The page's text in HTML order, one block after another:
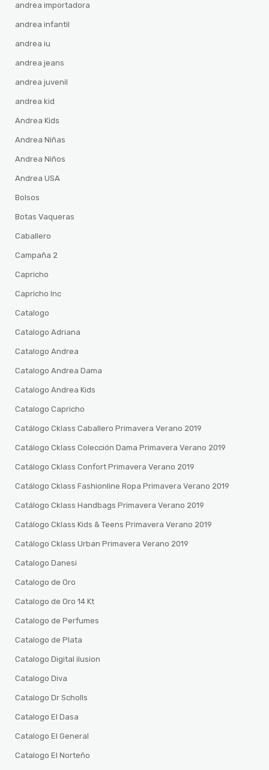
andrea importadora
andrea infantil
andrea iu
andrea jeans
andrea juvenil
andrea kid
Andrea Kids
Andrea Niñas
Andrea Niños
Andrea USA
Bolsos
Botas Vaqueras
Caballero
Campaña 2
Capricho
Capricho Inc
Catalogo
Catalogo Adriana
Catalogo Andrea
Catalogo Andrea Dama
Catalogo Andrea Kids
Catalogo Capricho
Catálogo Cklass Caballero Primavera Verano 2019
Catálogo Cklass Colección Dama Primavera Verano 2019
Catálogo Cklass Confort Primavera Verano 2019
Catálogo Cklass Fashionline Ropa Primavera Verano 2019
Catálogo Cklass Handbags Primavera Verano 2019
Catálogo Cklass Kids & Teens Primavera Verano 2019
Catálogo Cklass Urban Primavera Verano 2019
Catalogo Danesi
Catalogo de Oro
Catalogo de Oro 14 Kt
Catalogo de Perfumes
Catalogo de Plata
Catalogo Digital ilusion
Catalogo Diva
Catalogo Dr Scholls
Catalogo El Dasa
Catalogo El General
Catalogo El Norteño